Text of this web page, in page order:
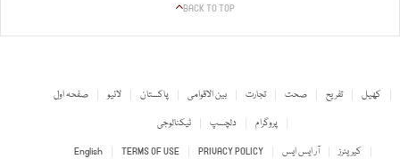
BACK TO TOP
صفحہ اول لائیو پاکستان بین الاقوامی تجارت صحت تفریح
کھیل
ٹیکنالوجی
دلچسپ
پروگرام
English
TERMS OF USE PRIVACY POLICY آر ایس ایس کیریئرز